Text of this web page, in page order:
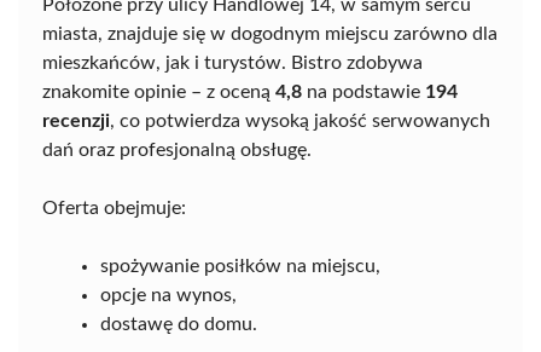
Położone przy ulicy Handlowej 14, w samym sercu
miasta, znajduje się w dogodnym miejscu zarówno dla
mieszkańców, jak i turystów. Bistro zdobywa
znakomite opinie – z oceną 4,8 na podstawie 194
recenzji, co potwierdza wysoką jakość serwowanych
dań oraz profesjonalną obsługę.
Oferta obejmuje:
spożywanie posiłków na miejscu,
opcje na wynos,
dostawę do domu.